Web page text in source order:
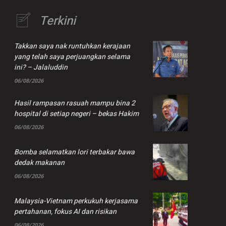
Terkini
Takkan saya nak runtuhkan kerajaan
yang telah saya perjuangkan selama
ini? – Jalaluddin
06/08/2026
Hasil rampasan rasuah mampu bina 2
hospital di setiap negeri – bekas Hakim
06/08/2026
Bomba selamatkan lori terbakar bawa
dedak makanan
06/08/2026
Malaysia-Vietnam perkukuh kerjasama
pertahanan, fokus AI dan risikan